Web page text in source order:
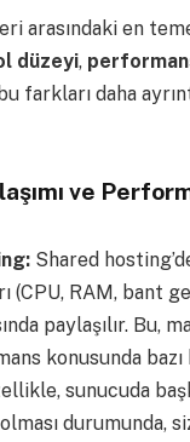
arasındaki en
düzeyi,
farkları daha
ve
Shared
(CPU, RAM, bant
paylaşılır. Bu,
konusunda bazı
sunucuda
durumunda,